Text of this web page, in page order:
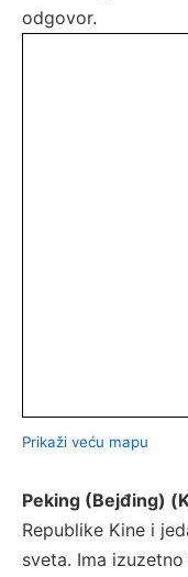
odgovor.
Prikaži veću mapu
Peking (Bejđing)
Republike Kine i
sveta. Ima